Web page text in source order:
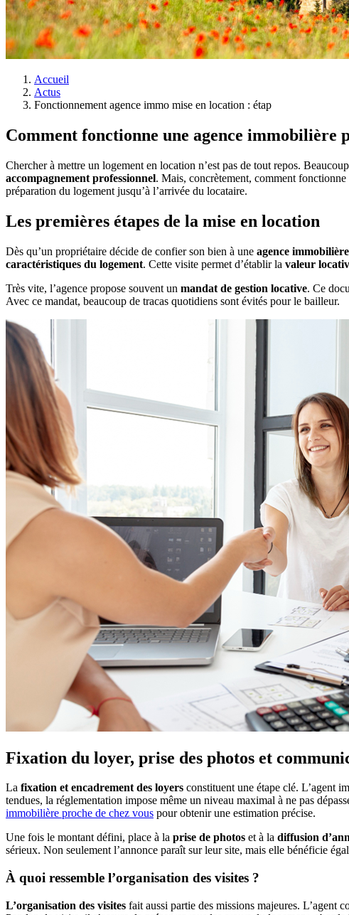
Accueil
Actus
Fonctionnement agence immo mise en location : étap
Comment fonctionne une agence immobilière
Chercher à mettre un logement en location n’est pas de tout repos.
accompagnement professionnel. Mais, concrètement, comment
préparation du logement jusqu’à l’arrivée du locataire.
Les premières étapes de la mise en location
Dès qu’un propriétaire décide de confier son bien à une agence immobilière
caractéristiques du logement. Cette visite permet d’établir la valeur
Très vite, l’agence propose souvent un mandat de gestion locative. Ce
Avec ce mandat, beaucoup de tracas quotidiens sont évités pour le bailleur.
Fixation du loyer, prise des photos et
La fixation et encadrement des loyers constituent une étape clé. L’agent
tendues, la réglementation impose même un niveau maximal à ne pas
immobilière proche de chez vous pour obtenir une estimation précise.
Une fois le montant défini, place à la prise de photos et à la diffusion
sérieux. Non seulement l’annonce paraît sur leur site, mais elle bénéficie
À quoi ressemble l’organisation des visites ?
L’organisation des visites fait aussi partie des missions majeures. L’agent